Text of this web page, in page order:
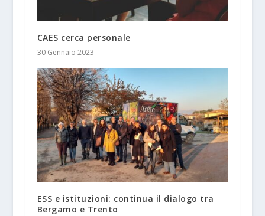
CAES cerca personale
30 Gennaio 2023
ESS e istituzioni: continua il dialogo tra
Bergamo e Trento